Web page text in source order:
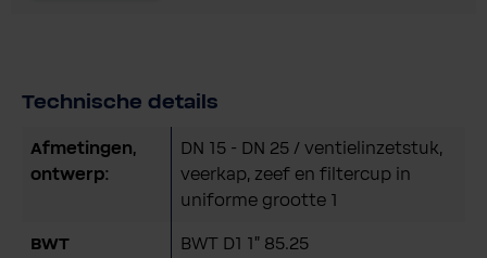
Technische details
Afmetingen,
ontwerp:
DN 15 - DN 25 / ventielinzetstuk,
veerkap, zeef en filtercup in
uniforme grootte 1
BWT
BWT D1 1" 85.25